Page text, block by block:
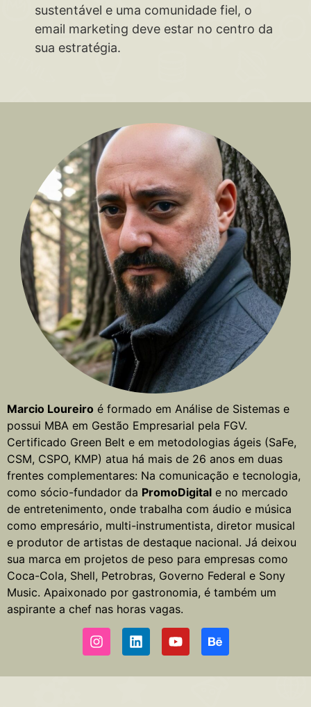
sustentável e uma comunidade fiel, o
email marketing deve estar no centro da
sua estratégia.
Marcio Loureiro é formado em Análise de Sistemas e
possui MBA em Gestão Empresarial pela FGV.
Certificado Green Belt e em metodologias ágeis (SaFe,
CSM, CSPO, KMP) atua há mais de 26 anos em duas
frentes complementares: Na comunicação e tecnologia,
como sócio-fundador da PromoDigital e no mercado
de entretenimento, onde trabalha com áudio e música
como empresário, multi-instrumentista, diretor musical
e produtor de artistas de destaque nacional. Já deixou
sua marca em projetos de peso para empresas como
Coca-Cola, Shell, Petrobras, Governo Federal e Sony
Music. Apaixonado por gastronomia, é também um
aspirante a chef nas horas vagas.